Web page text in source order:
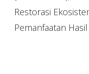
Restorasi
Pemanfaatan